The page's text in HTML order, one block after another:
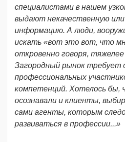
специалистами в нашем
выдают некачественную
информацию. А люди,
искать «вот это вот, что
откровенно говоря,
Загородный рынок требует
профессиональных
компетенций. Хотелось бы,
осознавали и клиенты,
сами агенты, которым
развиваться в профессии...»